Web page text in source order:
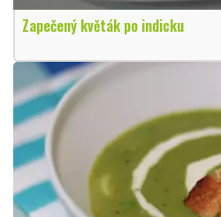
Zapečený květák po indicku